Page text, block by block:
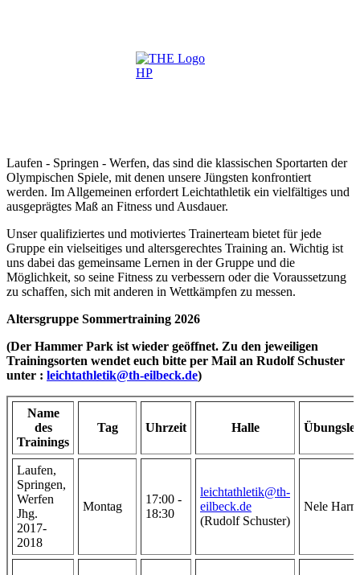
Laufen - Springen - Werfen, das sind die klassischen Sportarten der
Olympischen Spiele, mit denen unsere Jüngsten konfrontiert
werden. Im Allgemeinen erfordert Leichtathletik ein vielfältiges und
ausgeprägtes Maß an Fitness und Ausdauer.
Unser qualifiziertes und motiviertes Trainerteam bietet für jede
Gruppe ein vielseitiges und altersgerechtes Training an. Wichtig ist
uns dabei das gemeinsame Lernen in der Gruppe und die
Möglichkeit, so seine Fitness zu verbessern oder die Voraussetzung
zu schaffen, sich mit anderen in Wettkämpfen zu messen.
Altersgruppe Sommertraining 2026
(Der Hammer Park ist wieder geöffnet. Zu den jeweiligen
Trainingsorten wendet euch bitte per Mail an Rudolf Schuster
unter : leichtathletik@th-eilbeck.de)
Name
des
Trainings
Tag Uhrzeit Halle
Laufen,
Springen,
Werfen
Jhg.
2017-
2018
Montag
17:00 -
18:30
leichtathletik@th-
eilbeck.de
(Rudolf Schuster)
Nele